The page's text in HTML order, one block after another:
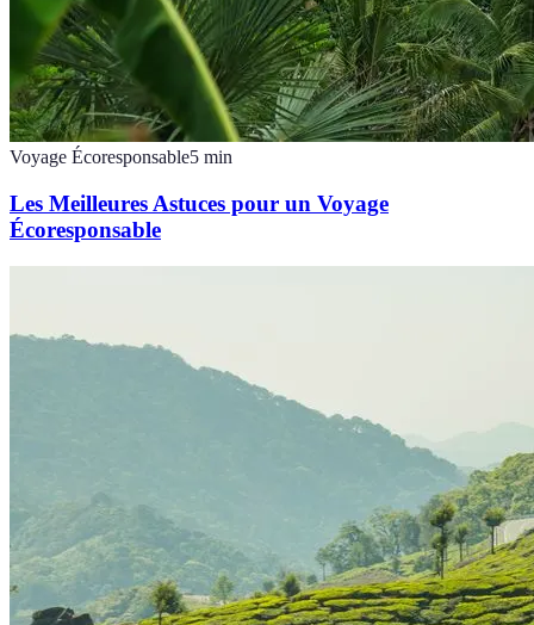
Voyage Écoresponsable5 min
Les Meilleures Astuces pour un Voyage
Écoresponsable